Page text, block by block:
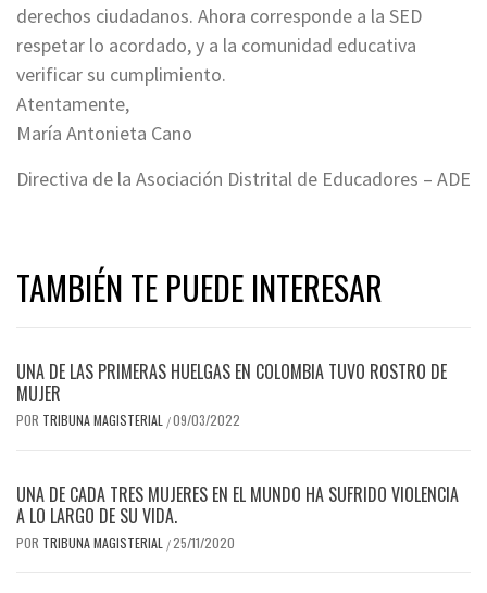
derechos ciudadanos. Ahora corresponde a la SED
respetar lo acordado, y a la comunidad educativa
verificar su cumplimiento.
Atentamente,
María Antonieta Cano
Directiva de la Asociación Distrital de Educadores – ADE
TAMBIÉN TE PUEDE INTERESAR
UNA DE LAS PRIMERAS HUELGAS EN COLOMBIA TUVO ROSTRO DE
MUJER
POR TRIBUNA MAGISTERIAL /09/03/2022
UNA DE CADA TRES MUJERES EN EL MUNDO HA SUFRIDO VIOLENCIA
A LO LARGO DE SU VIDA.
POR TRIBUNA MAGISTERIAL /25/11/2020